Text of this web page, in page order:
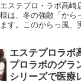
ステプロ・ラボ高崎
は、冬の強敵「から
す。このからっ風、
エステプロラボ
プロラボのグラ
シリーズで医療